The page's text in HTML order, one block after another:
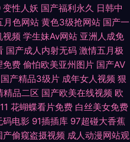
入口 韩国产香蕉 九九福利影院 狼人
虎成人伦理 亚洲AV另类 亚洲色图
日本美女看片 A片网站网址 丰满熟
欧美日韩免费A级 欧美一级性爱a
人网电影 91每日更新 AV综合性爱
变性人妖 国产福利永久 日韩中
月色网站 黄色3级抢网站 国产一
视频 学生妹Av网站 亚洲人成免
国产成人内射无码 激情五月极
免费 偷怕欧美亚州图片 国产AV
国产精品3级片 成年女人视频 狠
精品二区 国产欧美在线视频 欧
花蝴蝶看片免费 白丝美女免费
码电影 91插插库 97超碰大香蕉
产偷窥盗摄视频 成人动漫网站观